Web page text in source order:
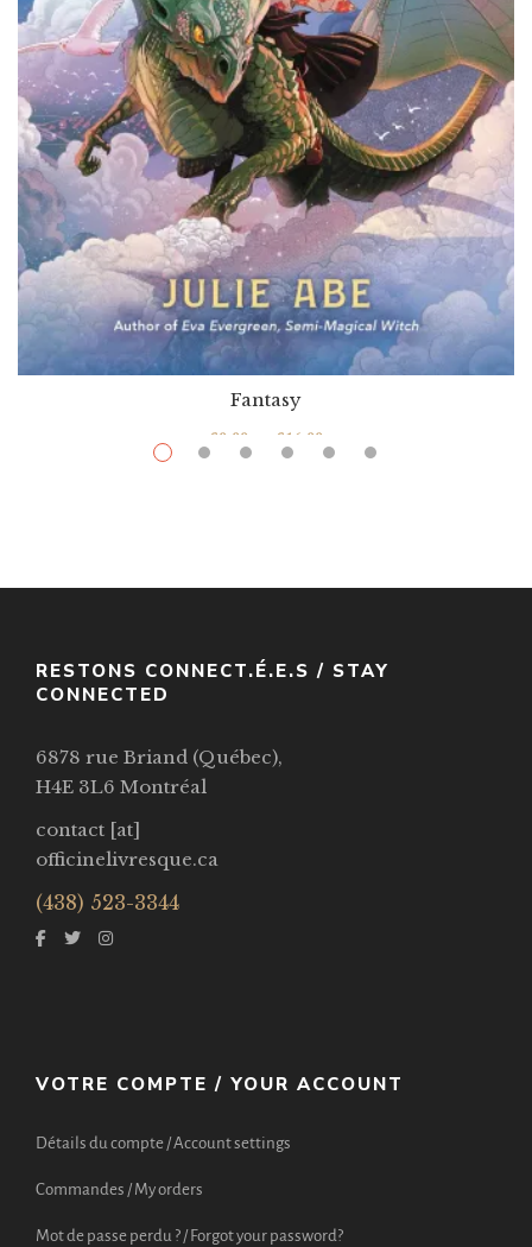
Fantasy
$9.99 $16.99
RESTONS CONNECT.É.E.S / STAY
CONNECTED
6878 rue Briand (Québec),
H4E 3L6 Montréal
contact [at]
officinelivresque.ca
(438) 523-3344
VOTRE COMPTE / YOUR ACCOUNT
Détails du compte / Account settings
Commandes / My orders
Mot de passe perdu ? / Forgot your password?